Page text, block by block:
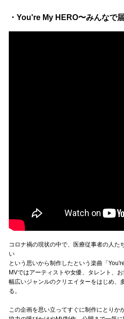
・You're My HERO〜みんなで
コロナ禍の現状の中で、医療従事者の人た
い
という思いから制作したという楽曲「
MVではアーティストや女優、タレント、
幅広いジャンルのクリエイターをはじめ、
る。
この企画を思い立ってすぐに制作にとりか